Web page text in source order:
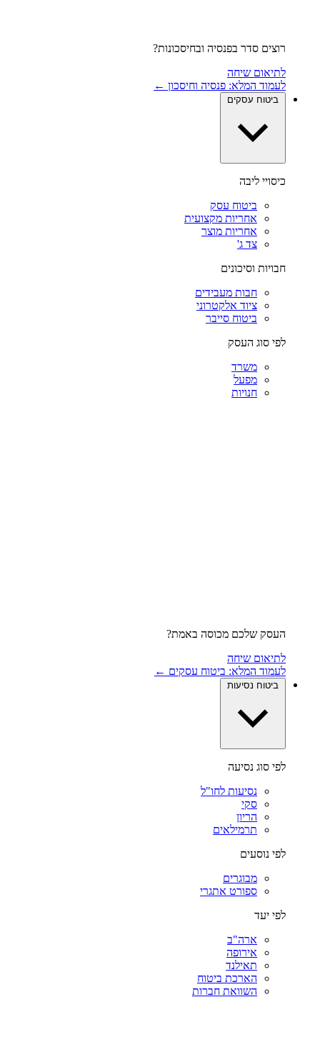
רוצים סדר בפנסיה ובחיסכונות?
לתיאום שיחה
לעמוד המלא: פנסיה וחיסכון ←
ביטוח עסקים
כיסויי ליבה
ביטוח עסק
אחריות מקצועית
אחריות מוצר
צד ג'
חבויות וסיכונים
חבות מעבידים
ציוד אלקטרוני
ביטוח סייבר
לפי סוג העסק
משרד
מפעל
חנויות
העסק שלכם מכוסה באמת?
לתיאום שיחה
לעמוד המלא: ביטוח עסקים ←
ביטוח נסיעות
לפי סוג נסיעה
נסיעות לחו"ל
סקי
הריון
תרמילאים
לפי נוסעים
מבוגרים
ספורט אתגרי
לפי יעד
ארה"ב
אירופה
תאילנד
הארכת ביטוח
השוואת חברות